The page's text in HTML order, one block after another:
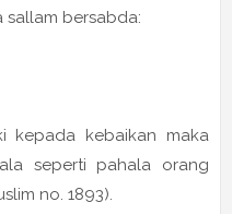
sallam bersabda:
kepada kebaikan maka
seperti pahala orang
no. 1893).